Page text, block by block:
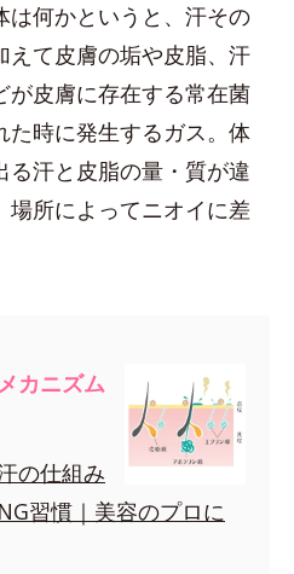
は何かというと、汗その
えて皮膚の垢や皮脂、汗
が皮膚に存在する常在菌
た時に発生するガス。体
る汗と皮脂の量・質が違
場所によってニオイに差
カニズム
の仕組み
習慣｜美容のプロに